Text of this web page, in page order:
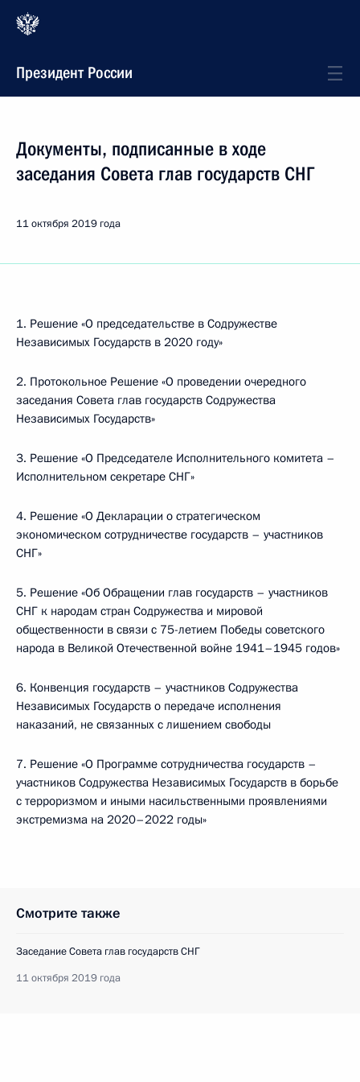
Президент России
Документы, подписанные в ходе
заседания Совета глав государств СНГ
11 октября 2019 года
1. Решение «О председательстве в Содружестве
Независимых Государств в 2020 году»
2. Протокольное Решение «О проведении очередного
заседания Совета глав государств Содружества
Независимых Государств»
3. Решение «О Председателе Исполнительного комитета –
Исполнительном секретаре СНГ»
4. Решение «О Декларации о стратегическом
экономическом сотрудничестве государств – участников
СНГ»
5. Решение «Об Обращении глав государств – участников
СНГ к народам стран Содружества и мировой
общественности в связи с 75-летием Победы советского
народа в Великой Отечественной войне 1941–1945 годов»
6. Конвенция государств – участников Содружества
Независимых Государств о передаче исполнения
наказаний, не связанных с лишением свободы
7. Решение «О Программе сотрудничества государств –
участников Содружества Независимых Государств в борьбе
с терроризмом и иными насильственными проявлениями
экстремизма на 2020–2022 годы»
Смотрите также
Заседание Совета глав государств СНГ
11 октября 2019 года